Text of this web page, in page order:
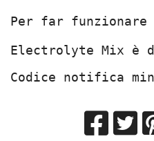
Per far
Electrolyte Mix è
Codice notifica